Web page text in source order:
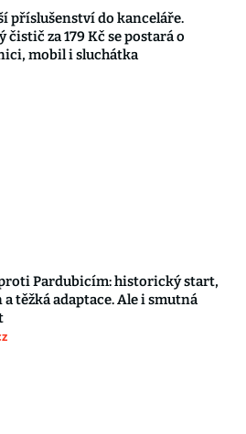
příslušenství do kanceláře.
čistič za 179 Kč se postará o
mobil i sluchátka
Pardubicím: historický start,
a těžká adaptace. Ale i smutná